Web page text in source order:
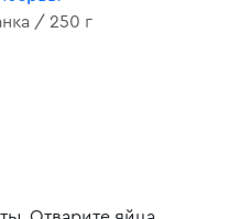
/ 250 г